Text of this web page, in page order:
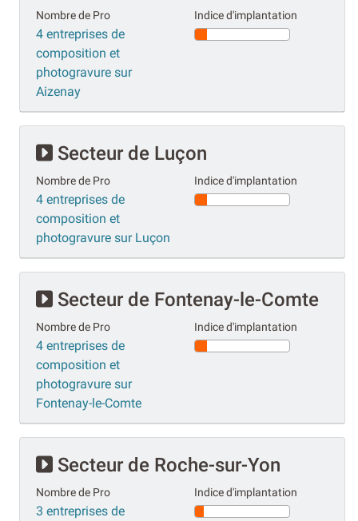
Nombre de Pro
4 entreprises de
composition et
photogravure sur
Aizenay
Indice d'implantation
Secteur de Luçon
Nombre de Pro
4 entreprises de
composition et
photogravure sur Luçon
Indice d'implantation
Secteur de Fontenay-le-Comte
Nombre de Pro
4 entreprises de
composition et
photogravure sur
Fontenay-le-Comte
Indice d'implantation
Secteur de Roche-sur-Yon
Nombre de Pro
3 entreprises de
Indice d'implantation